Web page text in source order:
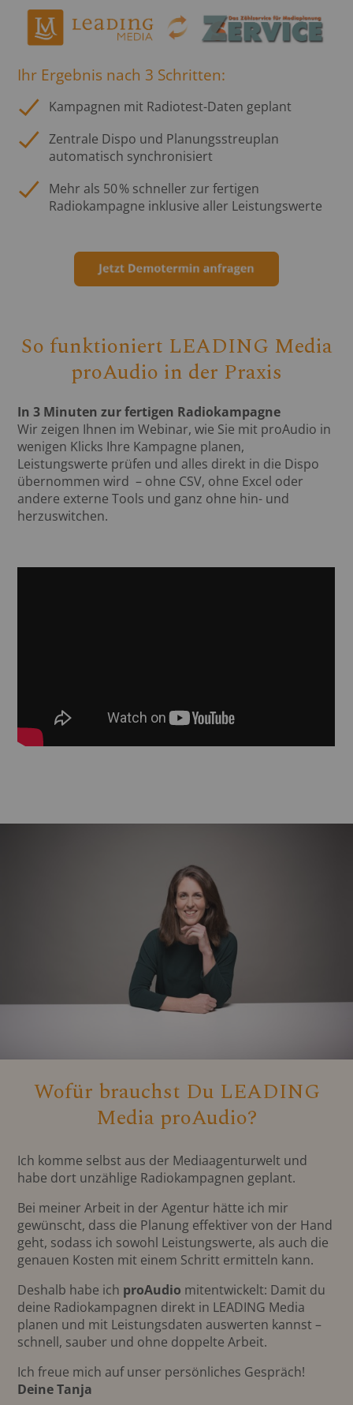
Ihr Ergebnis nach 3 Schritten:
Kampagnen mit Radiotest-Daten geplant
Zentrale Dispo und Planungsstreuplan
automatisch synchronisiert
Mehr als 50 % schneller zur fertigen
Radiokampagne inklusive aller Leistungswerte
So funktioniert LEADING Media
proAudio in der Praxis
In 3 Minuten zur fertigen Radiokampagne
Wir zeigen Ihnen im Webinar, wie Sie mit proAudio in
wenigen Klicks Ihre Kampagne planen,
Leistungswerte prüfen und alles direkt in die Dispo
übernommen wird – ohne CSV, ohne Excel oder
andere externe Tools und ganz ohne hin- und
herzuswitchen.
Wofür brauchst Du LEADING
Media proAudio?
Ich komme selbst aus der Mediaagenturwelt und
habe dort unzählige Radiokampagnen geplant.
Bei meiner Arbeit in der Agentur hätte ich mir
gewünscht, dass die Planung effektiver von der Hand
geht, sodass ich sowohl Leistungswerte, als auch die
genauen Kosten mit einem Schritt ermitteln kann.
Deshalb habe ich proAudio mitentwickelt: Damit du
deine Radiokampagnen direkt in LEADING Media
planen und mit Leistungsdaten auswerten kannst –
schnell, sauber und ohne doppelte Arbeit.
Ich freue mich auf unser persönliches Gespräch!
Deine Tanja